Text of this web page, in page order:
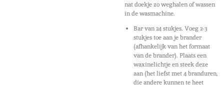
nat doekje zo weghalen of wassen
in de wasmachine.
Bar van 24 stukjes. Voeg 2-3
stukjes toe aan je brander
(afhankelijk van het formaat
van de brander). Plaats een
waxinelichtje en steek deze
aan (het liefst met 4 branduren,
die andere kunnen te heet